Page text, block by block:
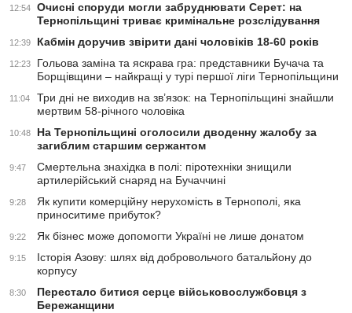
12:54
Очисні споруди могли забруднювати Серет: на
Тернопільщині триває кримінальне розслідування
12:39 Кабмін доручив звірити дані чоловіків 18-60 років
12:23
Гольова заміна та яскрава гра: представники Бучача та
Борщівщини – найкращі у турі першої ліги Тернопільщини
11:04
Три дні не виходив на зв’язок: на Тернопільщині знайшли
мертвим 58-річного чоловіка
10:48
На Тернопільщині оголосили дводенну жалобу за
загиблим старшим сержантом
9:47
Смертельна знахідка в полі: піротехніки знищили
артилерійський снаряд на Бучаччині
9:28
Як купити комерційну нерухомість в Тернополі, яка
приноситиме прибуток?
9:22 Як бізнес може допомогти Україні не лише донатом
9:15
Історія Азову: шлях від добровольчого батальйону до
корпусу
8:30
Перестало битися серце військовослужбовця з
Бережанщини